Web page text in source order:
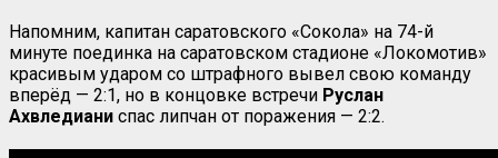
Напомним, капитан саратовского «Сокола» на 74-й
минуте поединка на саратовском стадионе «Локомотив»
красивым ударом со штрафного вывел свою команду
вперёд — 2:1, но в концовке встречи Руслан
Ахвледиани спас липчан от поражения — 2:2.